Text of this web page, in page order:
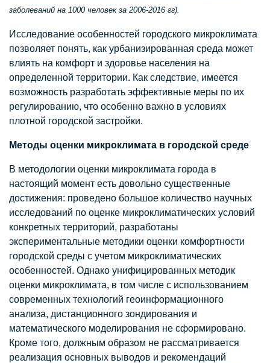
заболеваний на 1000 человек за 2006-2016 гг).
Исследование особенностей городского микроклимата
позволяет понять, как урбанизированная среда может
влиять на комфорт и здоровье населения на
определенной территории. Как следствие, имеется
возможность разработать эффективные меры по их
регулированию, что особенно важно в условиях
плотной городской застройки.
Методы оценки микроклимата в городской среде
В методологии оценки микроклимата города в
настоящий момент есть довольно существенные
достижения: проведено большое количество научных
исследований по оценке микроклиматических условий
конкретных территорий, разработаны
экспериментальные методики оценки комфортности
городской среды с учетом микроклиматических
особенностей. Однако унифицированных методик
оценки микроклимата, в том числе с использованием
современных технологий геоинформационного
анализа, дистанционного зондирования и
математического моделирования не сформировано.
Кроме того, должным образом не рассматривается
реализация основных выводов и рекомендаций